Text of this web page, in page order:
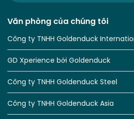
Văn phòng của chúng tôi
Công ty TNHH Goldenduck
GD Xperience bởi Goldenduck
Công ty TNHH Goldenduck Steel
Công ty TNHH Goldenduck Asia